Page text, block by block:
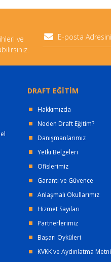
ve
DRAFT EĞİTİM
Hakkımızda
Neden Draft Eğitim?
Danışmanlarımız
Yetki Belgeleri
Ofislerimiz
Garanti ve Güvence
Anlaşmalı Okullarımız
Hizmet Sayıları
Partnerlerimiz
Başarı Öyküleri
KVKK ve Aydınlatma Metni